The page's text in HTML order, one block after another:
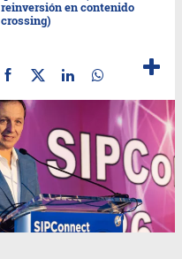
reinversión en contenido
crossing)